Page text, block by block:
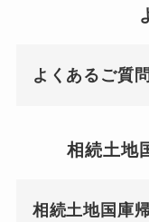
よくあるご質問
相続土地
相続土地国庫